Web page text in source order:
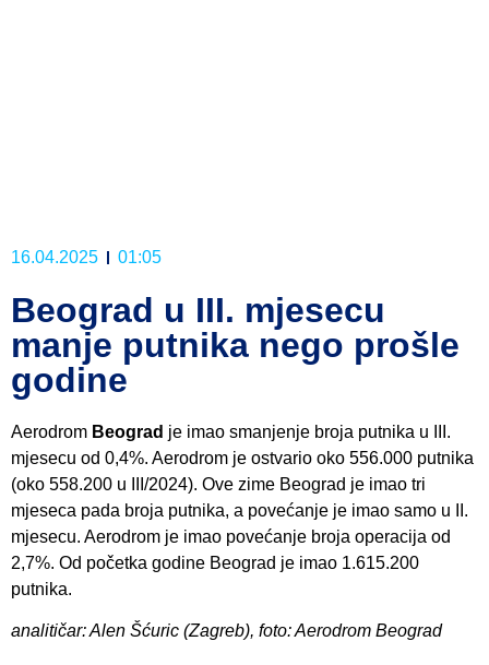
16.04.2025 01:05
Beograd u III. mjesecu
manje putnika nego prošle
godine
Aerodrom Beograd je imao smanjenje broja putnika u III.
mjesecu od 0,4%. Aerodrom je ostvario oko 556.000 putnika
(oko 558.200 u III/2024). Ove zime Beograd je imao tri
mjeseca pada broja putnika, a povećanje je imao samo u II.
mjesecu. Aerodrom je imao povećanje broja operacija od
2,7%. Od početka godine Beograd je imao 1.615.200
putnika.
analitičar: Alen Šćuric (Zagreb), foto: Aerodrom Beograd